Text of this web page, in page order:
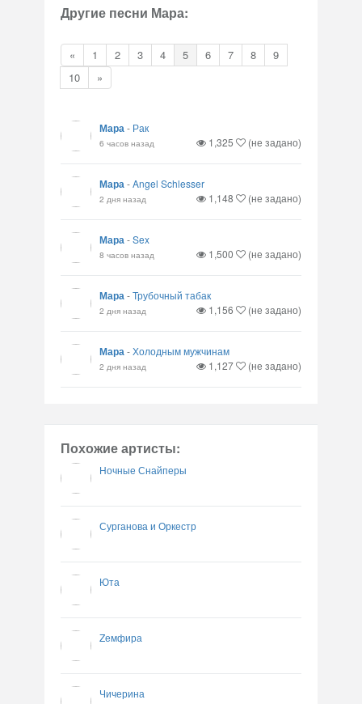
Другие песни Мара:
« 1 2 3 4 5 6 7 8
9
10
»
Мара- Рак
6 часов назад 1,325 (не задано)
Мара-Angel Schlesser
2 дня назад 1,148 (не задано)
Мара-Sex
8 часов назад 1,500 (не задано)
Мара-Трубочный табак
2 дня назад 1,156 (не задано)
Мара-Холодным мужчинам
2 дня назад 1,127 (не задано)
Похожие артисты:
Ночные Снайперы
Сурганова и Оркестр
Юта
Zемфира
Чичерина